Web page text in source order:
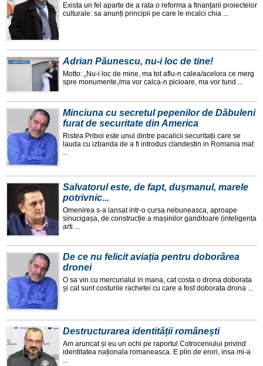
Exista un fel aparte de a rata o reforma a finanțarii proiectelor
culturale: sa anunți principii pe care le incalci chia ...
Adrian Păunescu, nu-i loc de tine!
Motto: „Nu-i loc de mine, ma tot aflu-n calea/acelora ce merg
spre monumente,/ma vor calca-n picioare, ma vor tund ...
Minciuna cu secretul pepenilor de Dăbuleni
furat de securitate din America
Ristea Priboi este unul dintre pacalicii securitații care se
lauda cu izbanda de a fi introdus clandestin in Romania mat
Salvatorul este, de fapt, dușmanul, marele
potrivnic...
Omenirea s-a lansat intr-o cursa nebuneasca, aproape
sinucigașa, de construcție a mașinilor ganditoare (inteligența
arti ...
De ce nu felicit aviația pentru doborârea
dronei
O sa vin cu mercurialul in mana, cat costa o drona doborata
și cat sunt costurile rachetei cu care a fost doborata drona ...
Destructurarea identității românești
Am aruncat și eu un ochi pe raportul Cotroceniului privind
identitatea naționala romaneasca. E plin de erori, insa mi-a